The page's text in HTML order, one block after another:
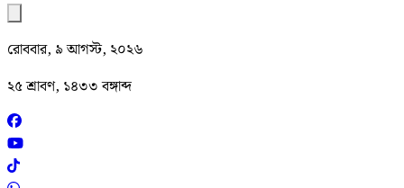
রোববার, ৯ আগস্ট, ২০২৬
২৫ শ্রাবণ, ১৪৩৩ বঙ্গাব্দ